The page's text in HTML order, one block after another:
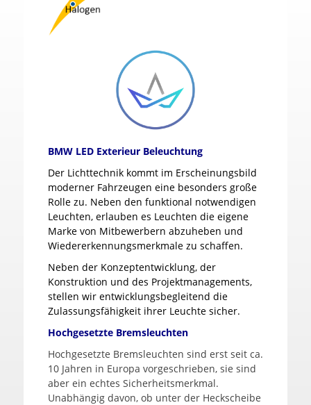
BMW LED Exterieur Beleuchtung
Der Lichttechnik kommt im Erscheinungsbild
moderner Fahrzeugen eine besonders große
Rolle zu. Neben den funktional notwendigen
Leuchten, erlauben es Leuchten die eigene
Marke von Mitbewerbern abzuheben und
Wiedererkennungsmerkmale zu schaffen.
Neben der Konzeptentwicklung, der
Konstruktion und des Projektmanagements,
stellen wir entwicklungsbegleitend die
Zulassungsfähigkeit ihrer Leuchte sicher.
Hochgesetzte Bremsleuchten
Hochgesetzte Bremsleuchten sind erst seit ca.
10 Jahren in Europa vorgeschrieben, sie sind
aber ein echtes Sicherheitsmerkmal.
Unabhängig davon, ob unter der Heckscheibe